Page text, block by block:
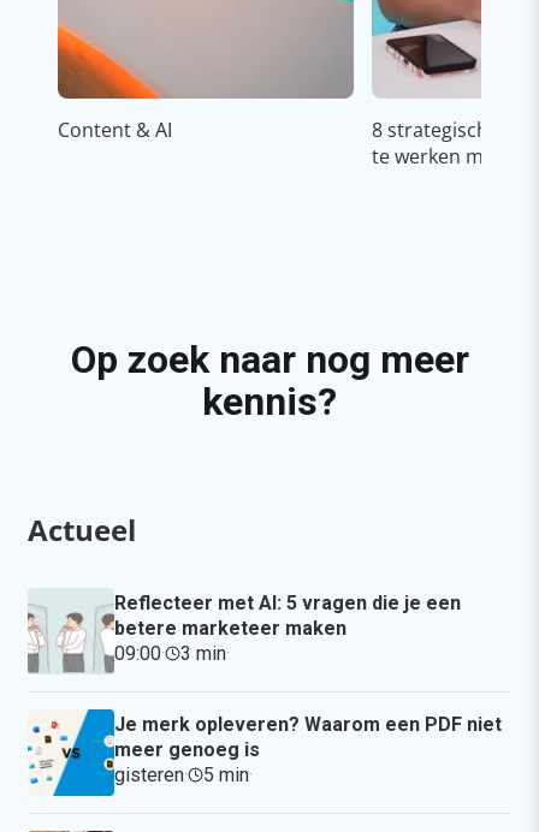
Content & AI
8 strategische
te werken met
Op zoek naar nog meer
kennis?
Actueel
Reflecteer met AI: 5 vragen die je een
betere marketeer maken
09:00· 3 min·
Je merk opleveren? Waarom een PDF niet
meer genoeg is
gisteren· 5 min·